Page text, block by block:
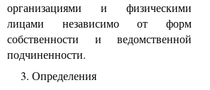
организациями и физическими
лицами независимо от форм
собственности и ведомственной
подчиненности.
3. Определения